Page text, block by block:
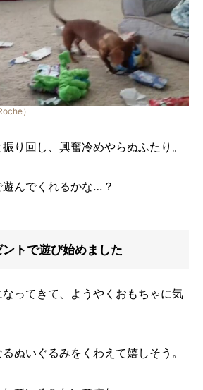
）
り回し、興奮冷めやらぬふたり。
んでくれるかな…？
トで遊び始めました
ってきて、ようやくおもちゃに気
いぐるみをくわえて嬉しそう。